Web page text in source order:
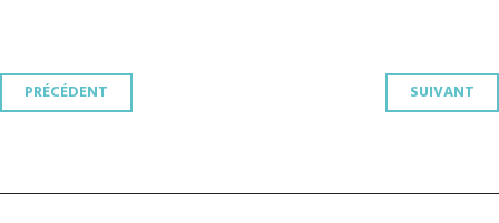
Navigation
PRÉCÉDENT SUIVANT